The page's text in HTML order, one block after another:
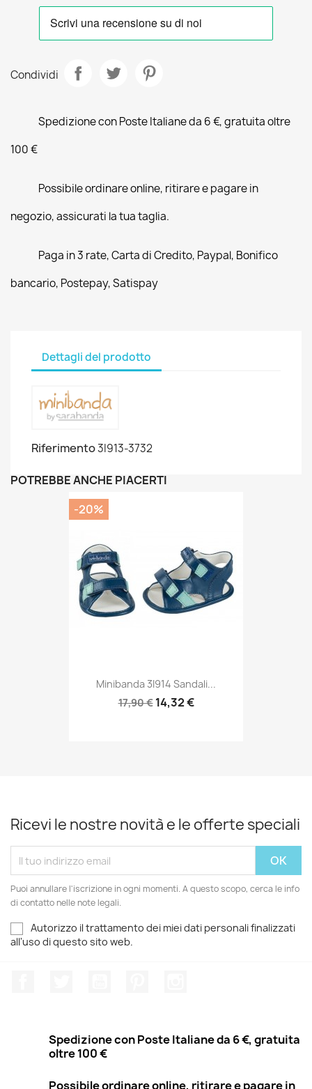
Condividi
Spedizione con Poste Italiane da 6 €, gratuita oltre
100 €
Possibile ordinare online, ritirare e pagare in
negozio, assicurati la tua taglia.
Paga in 3 rate, Carta di Credito, Paypal, Bonifico
bancario, Postepay, Satispay
Dettagli del prodotto
Riferimento3I913-3732
POTREBBE ANCHE PIACERTI
Minibanda 3I914 Sandali...
17,90 € 14,32 €
-20%
Ricevi le nostre novità e le offerte speciali
Puoi annullare l'iscrizione in ogni momenti. A questo scopo, cerca le info
di contatto nelle note legali.
Autorizzo il trattamento dei miei dati personali finalizzati
all'uso di questo sito web.
Spedizione con Poste Italiane da 6 €, gratuita
oltre 100 €
Possibile ordinare online, ritirare e pagare in